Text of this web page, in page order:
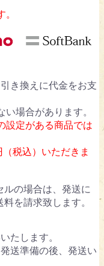
き換えに代金をお支
場合があります。
設定がある商品では
税込）いただきま
の場合は、発送に
を請求致します。
たします。
送準備の後、発送い